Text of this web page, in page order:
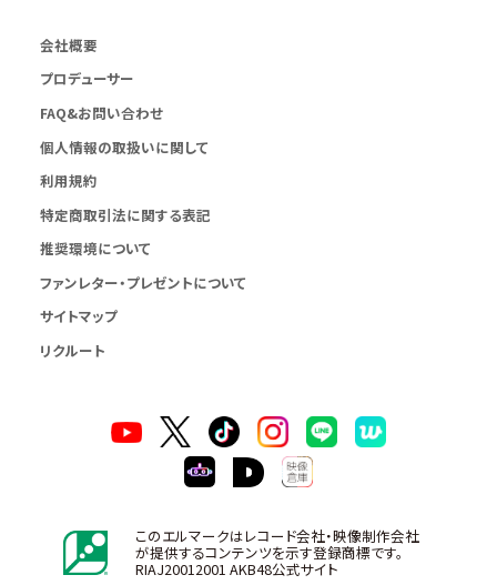
会社概要
プロデューサー
FAQ&お問い合わせ
個人情報の取扱いに関して
利用規約
特定商取引法に関する表記
推奨環境について
ファンレター・プレゼントについて
サイトマップ
リクルート
このエルマークはレコード会社・映像制作会社
が提供するコンテンツを示す登録商標です。
RIAJ20012001 AKB48公式サイト